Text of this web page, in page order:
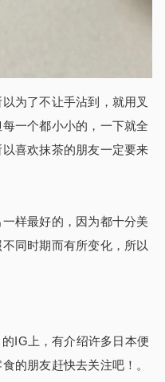
为了不让手沾到，就用叉
一个都小小的，一下就全
喜欢抹茶的朋友一定要来
样最好的，因为都十分美
同时期而有所变化，所以
IG上，有介绍许多日本便
的朋友赶快去关注吧！。